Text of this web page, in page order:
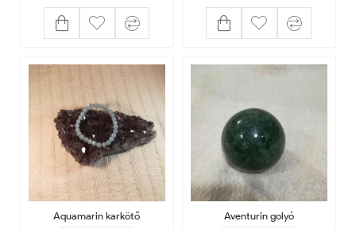
Aquamarin karkötő Aventurin golyó